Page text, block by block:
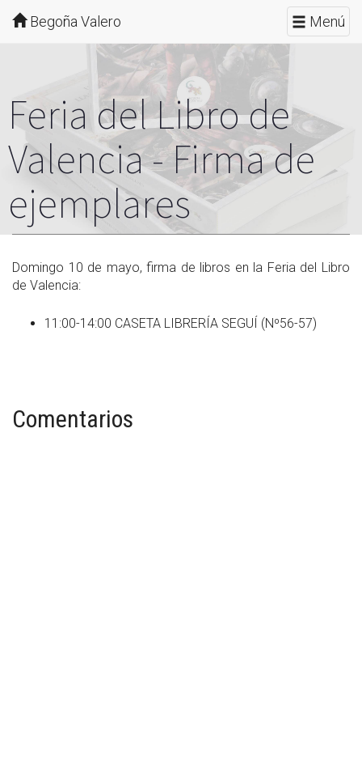
Menú
Begoña Valero
Feria del Libro de
Valencia - Firma de
ejemplares
Domingo 10 de mayo, firma de libros en la Feria del Libro
de Valencia:
11:00-14:00 CASETA LIBRERÍA SEGUÍ (Nº56-57)
Comentarios